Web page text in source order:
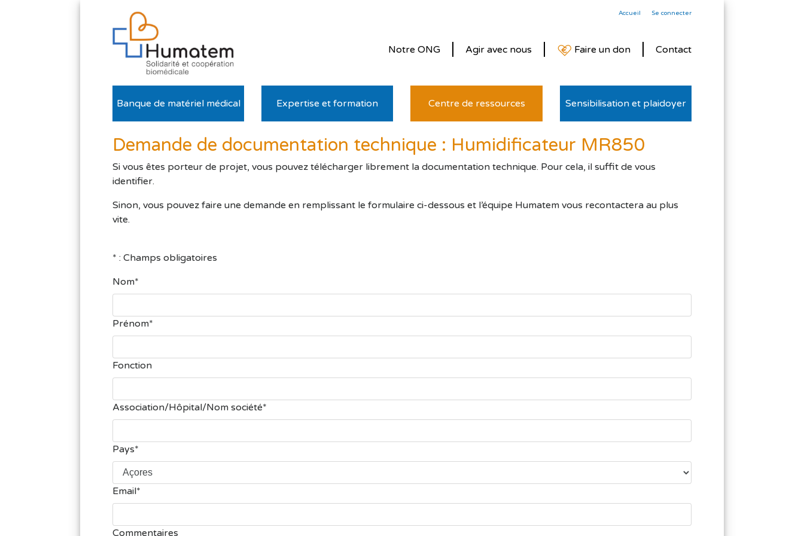
Accueil Se connecter
Contact
Faire un don
Agir avec nous
Notre ONG
Banque de matériel médical Expertise et formation Centre de ressources Sensibilisation et plaidoyer
Demande de documentation technique : Humidificateur MR850
Si vous êtes porteur de projet, vous pouvez télécharger librement la documentation technique. Pour cela, il suffit de vous
identifier.
Sinon, vous pouvez faire une demande en remplissant le formulaire ci-dessous et l’équipe Humatem vous recontactera au plus
vite.
* : Champs obligatoires
Nom
Prénom
Fonction
Association/Hôpital/Nom société
Pays
Email
Commentaires